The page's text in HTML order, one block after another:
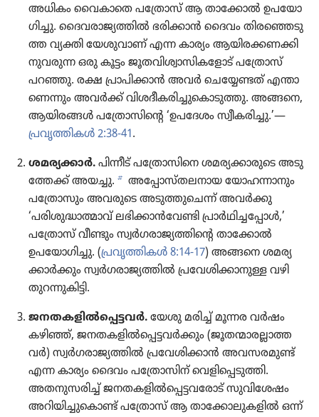
അധികം വൈകാ​തെ പത്രോസ്‌ ആ താക്കോൽ ഉപയോ​
ഗി​ച്ചു. ദൈവ​രാ​ജ്യ​ത്തിൽ ഭരിക്കാൻ ദൈവം തിര​ഞ്ഞെ​ടു​
ത്ത വ്യക്തി യേശു​വാണ്‌ എന്ന കാര്യം ആയിര​ക്ക​ണ​ക്കി​
നു​വ​രു​ന്ന ഒരു കൂട്ടം ജൂതവി​ശ്വാ​സി​ക​ളോട്‌ പത്രോസ്‌
പറഞ്ഞു. രക്ഷ പ്രാപി​ക്കാൻ അവർ ചെയ്യേ​ണ്ടത്‌ എന്താ​
ണെ​ന്നും അവർക്ക്‌ വിശദീ​ക​രി​ച്ചു​കൊ​ടു​ത്തു. അങ്ങനെ,
ആയിരങ്ങൾ പത്രോ​സി​ന്റെ ‘ഉപദേശം സ്വീക​രി​ച്ചു.’—
പ്രവൃ​ത്തി​കൾ 2:38-41.
ശമര്യ​ക്കാർ. പിന്നീട്‌ പത്രോ​സി​നെ ശമര്യ​ക്കാ​രു​ടെ അടു​
ത്തേക്ക്‌ അയച്ചു. b അപ്പോ​സ്‌ത​ല​നാ​യ യോഹ​ന്നാ​നും
പത്രോ​സും അവരുടെ അടുത്തു​ചെന്ന്‌ അവർക്കു
‘പരിശു​ദ്ധാ​ത്മാവ്‌ ലഭിക്കാൻവേ​ണ്ടി പ്രാർഥി​ച്ച​പ്പോൾ,’
പത്രോസ്‌ വീണ്ടും സ്വർഗ​രാ​ജ്യ​ത്തി​ന്റെ താക്കോൽ
ഉപയോ​ഗി​ച്ചു. (പ്രവൃത്തികൾ 8:14-17) അങ്ങനെ ശമര്യ​
ക്കാർക്കും സ്വർഗ​രാ​ജ്യ​ത്തിൽ പ്രവേ​ശി​ക്കാ​നു​ള്ള വഴി
തുറന്നു​കി​ട്ടി.
ജനതക​ളിൽപ്പെ​ട്ട​വർ. യേശു മരിച്ച്‌ മൂന്നര വർഷം
കഴിഞ്ഞ്‌, ജനതക​ളിൽപ്പെ​ട്ട​വർക്കും (ജൂതന്മാ​ര​ല്ലാ​ത്ത​
വർ) സ്വർഗ​രാ​ജ്യ​ത്തിൽ പ്രവേ​ശി​ക്കാൻ അവസര​മുണ്ട്‌
എന്ന കാര്യം ദൈവം പത്രോ​സിന്‌ വെളി​പ്പെ​ടു​ത്തി.
അതനു​സ​രിച്ച്‌ ജനതക​ളിൽപ്പെ​ട്ട​വ​രോട്‌ സുവി​ശേ​ഷം
അറിയി​ച്ചു​കൊണ്ട്‌ പത്രോസ്‌ ആ താക്കോ​ലു​ക​ളിൽ ഒന്ന്‌